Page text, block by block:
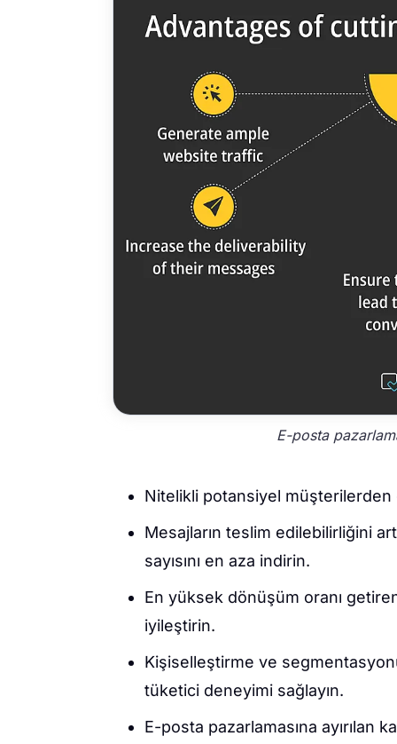
E-posta
Nitelikli potansiyel
Mesajların teslim edilebilirliğini
sayısını en aza indirin.
En yüksek dönüşüm oranı
iyileştirin.
Kişiselleştirme ve
tüketici deneyimi sağlayın.
E-posta pazarlamasına ayırılan